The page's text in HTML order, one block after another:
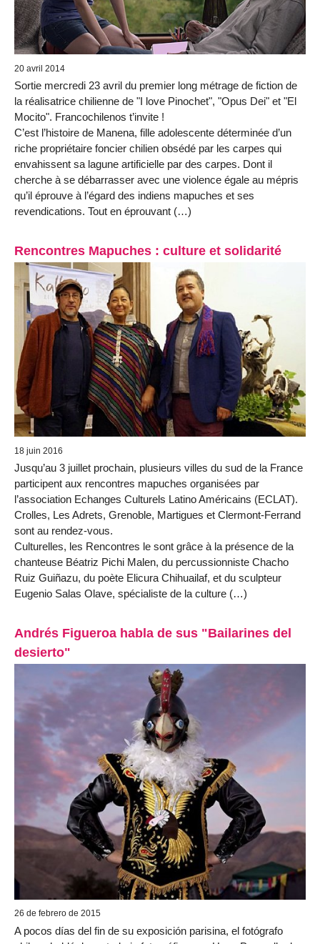
20 avril 2014
Sortie mercredi 23 avril du premier long métrage de fiction de
la réalisatrice chilienne de "I love Pinochet", "Opus Dei" et "El
Mocito". Francochilenos t’invite !
C’est l’histoire de Manena, fille adolescente déterminée d’un
riche propriétaire foncier chilien obsédé par les carpes qui
envahissent sa lagune artificielle par des carpes. Dont il
cherche à se débarrasser avec une violence égale au mépris
qu’il éprouve à l’égard des indiens mapuches et ses
revendications. Tout en éprouvant (…)
Rencontres Mapuches : culture et solidarité
18 juin 2016
Jusqu’au 3 juillet prochain, plusieurs villes du sud de la France
participent aux rencontres mapuches organisées par
l’association Echanges Culturels Latino Américains (ECLAT).
Crolles, Les Adrets, Grenoble, Martigues et Clermont-Ferrand
sont au rendez-vous.
Culturelles, les Rencontres le sont grâce à la présence de la
chanteuse Béatriz Pichi Malen, du percussionniste Chacho
Ruiz Guiñazu, du poète Elicura Chihuailaf, et du sculpteur
Eugenio Salas Olave, spécialiste de la culture (…)
Andrés Figueroa habla de sus "Bailarines del
desierto"
26 de febrero de 2015
A pocos días del fin de su exposición parisina, el fotógrafo